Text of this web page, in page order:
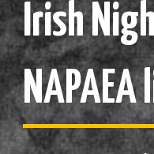
Irish
NAPAEA